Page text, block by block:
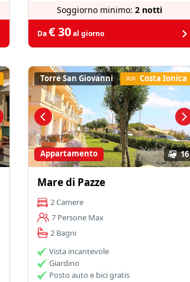
Soggiorno minimo: 2 notti
Da€ 30al giorno
16
Torre San Giovanni Costa Ionica
Appartamento
Mare di Pazze
2 Camere
7 Persone Max
2 Bagni
Vista incantevole
Giardino
Posto auto e bici gratis